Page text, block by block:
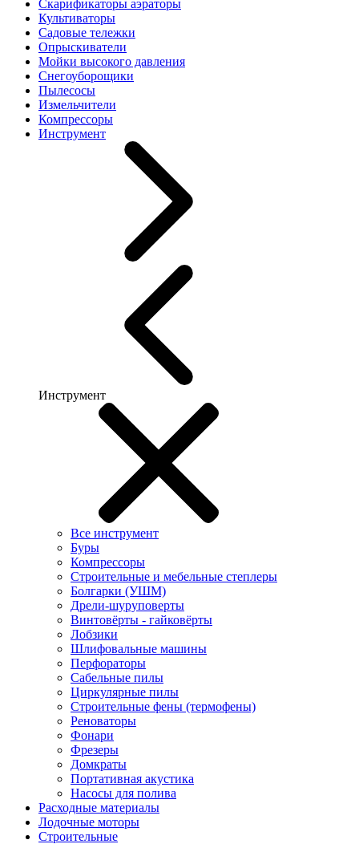
Скарификаторы аэраторы
Культиваторы
Садовые тележки
Опрыскиватели
Мойки высокого давления
Снегоуборощики
Пылесосы
Измельчители
Компрессоры
Инструмент
Инструмент
Все инструмент
Буры
Компрессоры
Строительные и мебельные степлеры
Болгарки (УШМ)
Дрели-шуруповерты
Винтовёрты - гайковёрты
Лобзики
Шлифовальные машины
Перфораторы
Сабельные пилы
Циркулярные пилы
Строительные фены (термофены)
Реноваторы
Фонари
Фрезеры
Домкраты
Портативная акустика
Насосы для полива
Расходные материалы
Лодочные моторы
Строительные